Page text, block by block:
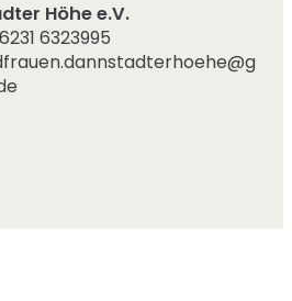
Höhe e.V.
6323995